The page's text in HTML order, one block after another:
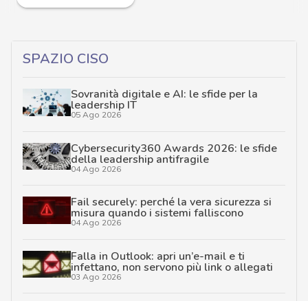
SPAZIO CISO
Sovranità digitale e AI: le sfide per la
leadership IT
05 Ago 2026
Cybersecurity360 Awards 2026: le sfide
della leadership antifragile
04 Ago 2026
Fail securely: perché la vera sicurezza si
misura quando i sistemi falliscono
04 Ago 2026
Falla in Outlook: apri un’e-mail e ti
infettano, non servono più link o allegati
03 Ago 2026